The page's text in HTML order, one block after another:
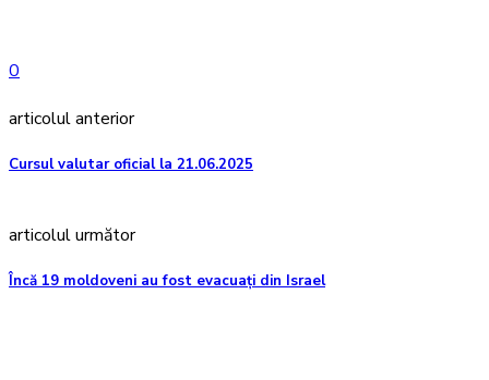
0
articolul anterior
Cursul valutar oficial la 21.06.2025
articolul următor
Încă 19 moldoveni au fost evacuați din Israel